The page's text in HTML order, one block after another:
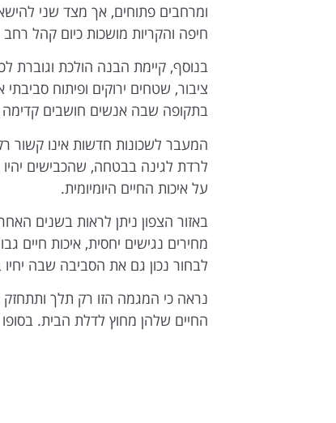
ומרחבים פתוחים, אך מצד שני
חיפה והקריות מושכות כיום קהל רחב
בנוסף, קיימת הבנה הולכת
ציבור, שטחים ירוקים ופיתוח
בתקופה שבה אנשים חושבים קדימה
המעבר לשכונות חדשות אינו קשור
לרדת לגינה בבטחה, שהכבישים יהיו
על איכות החיים היומיומית.
באזור הצפון ניתן לראות בשנים
מחירים נגישים יחסית, איכות חיים
לבחור נכון גם את הסביבה שבה
נראה כי המגמה הזו רק תלך
החיים שלהן מחוץ לדלת הבית.